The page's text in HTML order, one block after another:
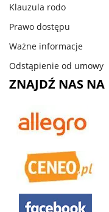
Klauzula rodo
Prawo dostępu
Ważne informacje
Odstąpienie od umowy
ZNAJDŹ NAS NA